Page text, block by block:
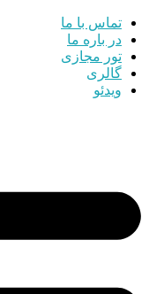
تماس با ما
در باره ما
تور مجازی
گالری
ویدئو